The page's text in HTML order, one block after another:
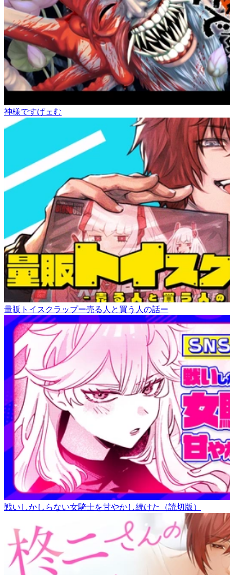
神様ですげェむ
量販トイスクラップー売る人と買う人の話ー
戦いしかしらない女騎士を甘やかし続けた（読切版）